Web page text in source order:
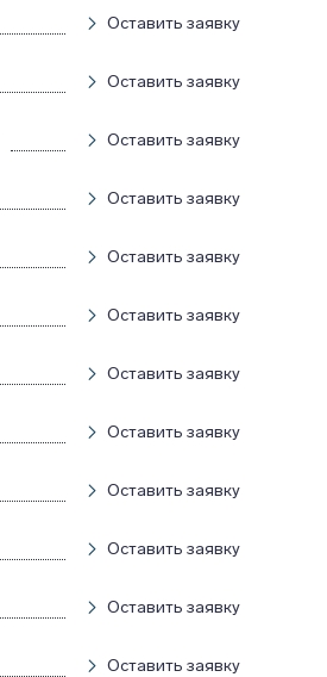
Оставить заявку
Оставить заявку
Оставить заявку
Оставить заявку
Оставить заявку
Оставить заявку
Оставить заявку
Оставить заявку
Оставить заявку
Оставить заявку
Оставить заявку
Оставить заявку